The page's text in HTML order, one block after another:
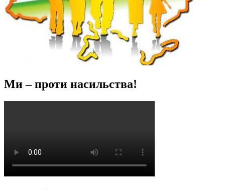
Ми – проти насильства!